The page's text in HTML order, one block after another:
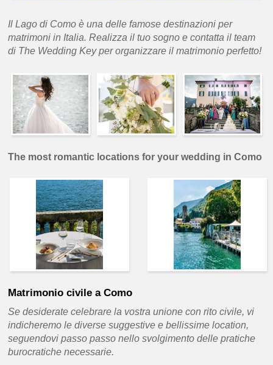
Il Lago di Como è una delle famose destinazioni per
matrimoni in Italia. Realizza il tuo sogno e contatta il team
di The Wedding Key per organizzare il matrimonio perfetto!
The most romantic locations for your wedding in Como
Matrimonio civile a Como
Se desiderate celebrare la vostra unione con rito civile, vi
indicheremo le diverse suggestive e bellissime location,
seguendovi passo passo nello svolgimento delle pratiche
burocratiche necessarie.